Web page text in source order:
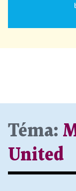
Téma:
United